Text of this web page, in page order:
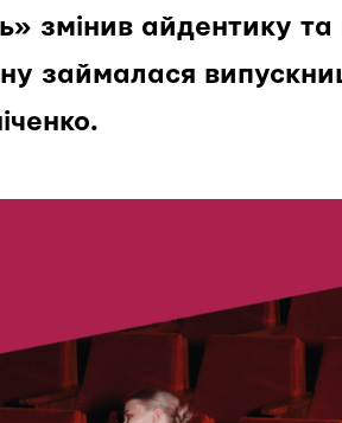
змінив айдентику та
займалася